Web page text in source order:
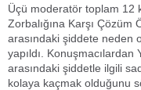
Üçü moderatör toplam 12
Zorbalığına Karşı
arasındaki şiddete neden
yapıldı.
arasındaki şiddetle ilgili
kolaya kaçmak olduğunu